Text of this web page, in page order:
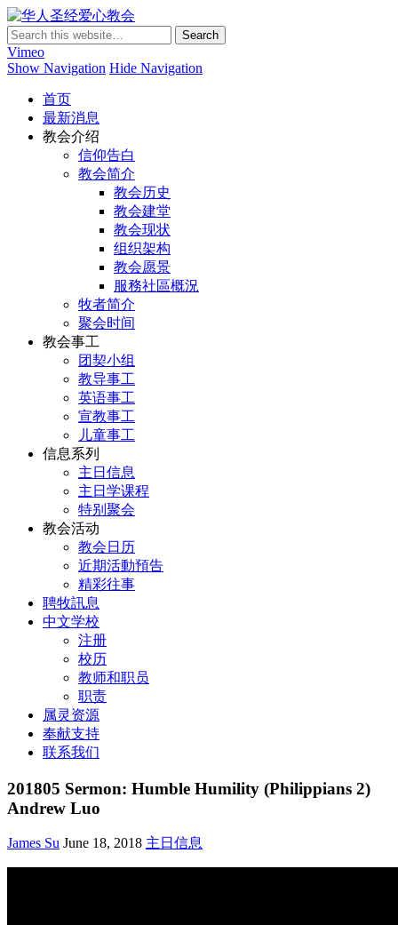
Vimeo
Show Navigation Hide Navigation
首页
最新消息
教会介绍
信仰告白
教会简介
教会历史
教会建堂
教会现状
组织架构
教会愿景
服務社區概況
牧者简介
聚会时间
教会事工
团契小组
教导事工
英语事工
宣教事工
儿童事工
信息系列
主日信息
主日学课程
特别聚会
教会活动
教会日历
近期活動預告
精彩往事
聘牧訊息
中文学校
注册
校历
教师和职员
职责
属灵资源
奉献支持
联系我们
201805 Sermon: Humble Humility (Philippians 2)
Andrew Luo
James Su June 18, 2018 主日信息